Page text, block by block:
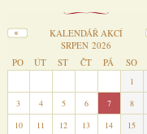
KALENDÁŘ AKCÍ
SRPEN 2026
PO
ÚT ST ČT PÁ SO
1
3
4 5 6 7 8
10
11 12 13 14 15